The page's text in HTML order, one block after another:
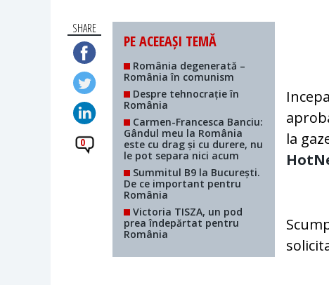
SHARE
0
PE ACEEAȘI TEMĂ
România degenerată –
România în comunism
Despre tehnocrație în
România
Carmen-Francesca Banciu:
Gândul meu la România
este cu drag și cu durere, nu
le pot separa nici acum
Summitul B9 la București.
De ce important pentru
România
Victoria TISZA, un pod
prea îndepărtat pentru
România
la